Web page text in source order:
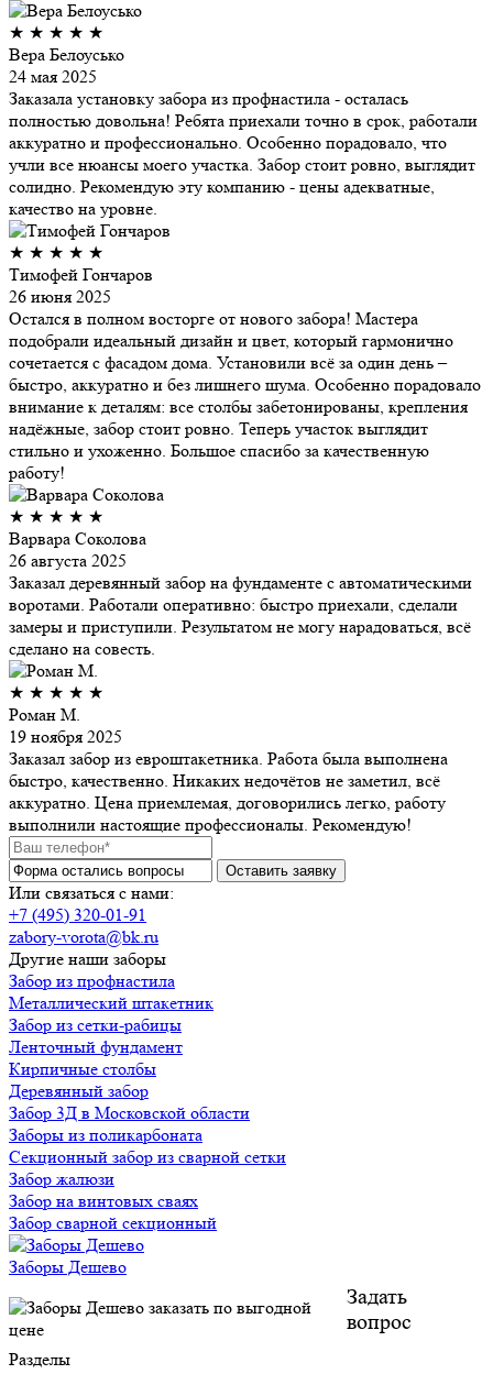
★ ★ ★ ★ ★
Вера Белоусько
24 мая 2025
Заказала установку забора из профнастила - осталась
полностью довольна! Ребята приехали точно в срок, работали
аккуратно и профессионально. Особенно порадовало, что
учли все нюансы моего участка. Забор стоит ровно, выглядит
солидно. Рекомендую эту компанию - цены адекватные,
качество на уровне.
★ ★ ★ ★ ★
Тимофей Гончаров
26 июня 2025
Остался в полном восторге от нового забора! Мастера
подобрали идеальный дизайн и цвет, который гармонично
сочетается с фасадом дома. Установили всё за один день –
быстро, аккуратно и без лишнего шума. Особенно порадовало
внимание к деталям: все столбы забетонированы, крепления
надёжные, забор стоит ровно. Теперь участок выглядит
стильно и ухоженно. Большое спасибо за качественную
работу!
★ ★ ★ ★ ★
Варвара Соколова
26 августа 2025
Заказал деревянный забор на фундаменте с автоматическими
воротами. Работали оперативно: быстро приехали, сделали
замеры и приступили. Результатом не могу нарадоваться, всё
сделано на совесть.
★ ★ ★ ★ ★
Роман М.
19 ноября 2025
Заказал забор из евроштакетника. Работа была выполнена
быстро, качественно. Никаких недочётов не заметил, всё
аккуратно. Цена приемлемая, договорились легко, работу
выполнили настоящие профессионалы. Рекомендую!
Или связаться с нами:
+7 (495) 320-01-91
zabory-vorota@bk.ru
Другие наши заборы
Забор из профнастила
Металлический штакетник
Забор из сетки-рабицы
Ленточный фундамент
Кирпичные столбы
Деревянный забор
Забор 3Д в Московской области
Заборы из поликарбоната
Секционный забор из сварной сетки
Забор жалюзи
Забор на винтовых сваях
Забор сварной секционный
Заборы Дешево
Задать
вопрос
Разделы